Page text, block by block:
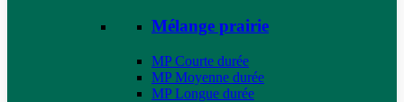
Mélange prairie
MP Courte durée
MP Moyenne durée
MP Longue durée